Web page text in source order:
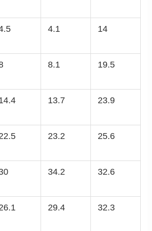
4.1 14
8.1 19.5
13.7 23.9
23.2 25.6
34.2 32.6
29.4 32.3